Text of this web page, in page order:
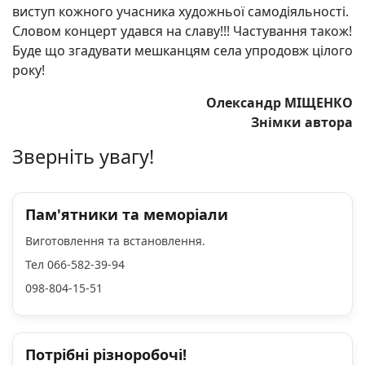
виступ кожного учасника художньої самодіяльності.
Словом концерт удався на славу!!! Частування також!
Буде що згадувати мешканцям села упродовж цілого
року!
Олександр МІЩЕНКО
Знімки автора
Зверніть увагу!
Пам'ятники та меморіали
Виготовлення та встановлення.
Тел 066-582-39-94
098-804-15-51
Потрібні різноробочі!